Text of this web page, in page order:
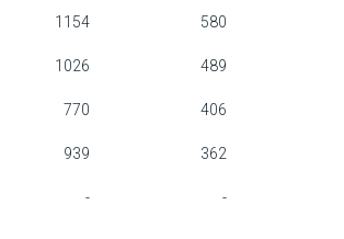
1154 580
1026 489
770 406
939 362
- -